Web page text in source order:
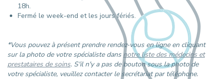
18h.
Fermé le week-end et les jours fériés.
*Vous pouvez à présent prendre rendez-vous en ligne en cliquant
sur la photo de votre spécialiste dans notre liste des médecins et
prestataires de soins. ​S'il n'y a pas de bouton sous la photo de
votre spécialiste, veuillez contacter le secrétariat par téléphone.